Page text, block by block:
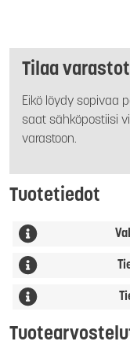
Tilaa
Eikö löydy sopivaa
saat sähköpostiisi
varastoon.
Tuotetiedot